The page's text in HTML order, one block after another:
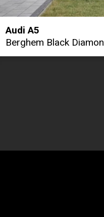
Audi A5
Berghem Black